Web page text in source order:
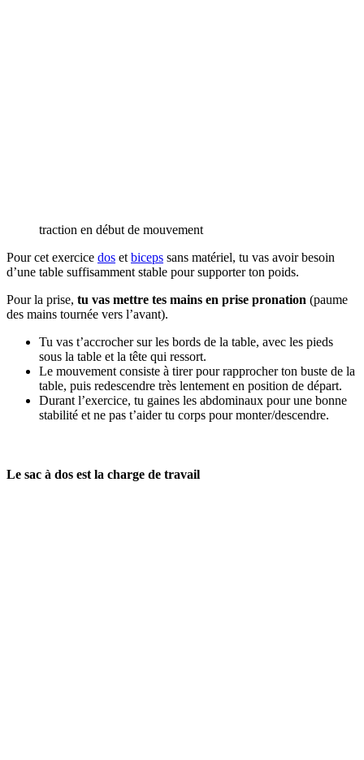
traction en début de mouvement
Pour cet exercice dos et biceps sans matériel, tu vas avoir besoin
d’une table suffisamment stable pour supporter ton poids.
Pour la prise, tu vas mettre tes mains en prise pronation (paume
des mains tournée vers l’avant).
Tu vas t’accrocher sur les bords de la table, avec les pieds
sous la table et la tête qui ressort.
Le mouvement consiste à tirer pour rapprocher ton buste de la
table, puis redescendre très lentement en position de départ.
Durant l’exercice, tu gaines les abdominaux pour une bonne
stabilité et ne pas t’aider tu corps pour monter/descendre.
Le sac à dos est la charge de travail